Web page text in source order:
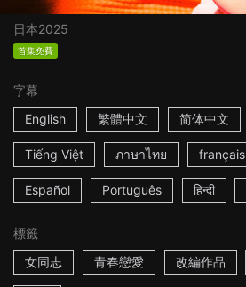
日本2025
首集免費
字幕
English
繁體中文 简体中文
Tiếng Việt ภาษาไทย français
Español Português हिन्दी
標籤
女同志
青春戀愛 改編作品